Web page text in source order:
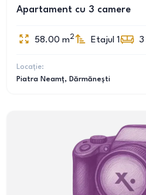
Apartament cu 3 camere
58.00 m2 Etajul 1 3
Locație:
Piatra Neamț, Dărmănești